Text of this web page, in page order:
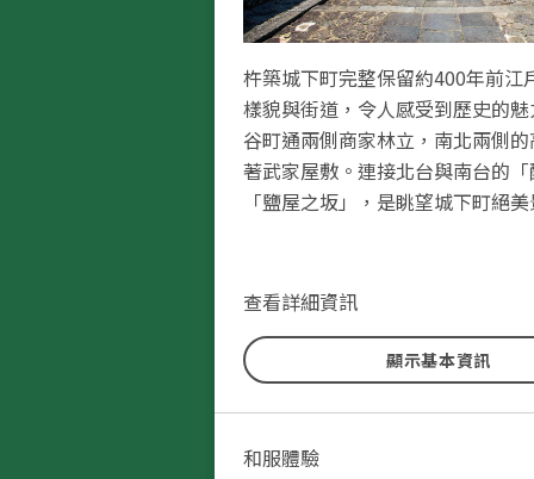
杵築城下町完整保留約400年前江
樣貌與街道，令人感受到歷史的
谷町通兩側商家林立，南北兩側
著武家屋敷。連接北台與南台的
「鹽屋之坂」，是眺望城下町絕
時空回到武士時代。
好。緊鄰大原邸的是「能見邸」
古宅內也銷售當地特產，可在欣
抹茶與和菓子。
位於北台東端的「勘定場之坂」
城通往北台武家屋敷的53級石階
階上有形似富士山的石雕，展現
查看詳細資訊
顯示基本資訊
和服體驗